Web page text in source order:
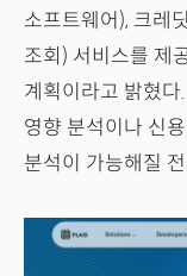
소프트웨어), 크레
조회) 서비스를 제
계획이라고 밝혔
영향 분석이나 신
분석이 가능해질